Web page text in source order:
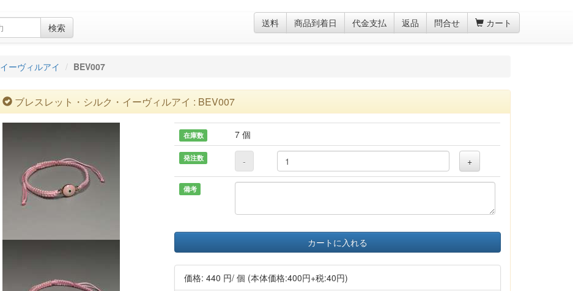
検索 送料 商品到着日 代金支払 返品 問合せ カート
イーヴィルアイ BEV007
ブレスレット・シルク・イーヴィルアイ : BEV007
在庫数 7 個
発注数 - +
備考
カートに入れる
価格:440 円/ 個 (本体価格:400円+税:40円)